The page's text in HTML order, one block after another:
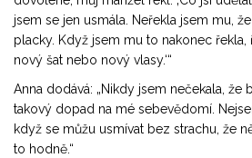
jsem se jen usmála. Neřekla jsem mu,
placky. Když jsem mu to nakonec řekla,
nový šat nebo nový vlasy.‘“
Anna dodává: „Nikdy jsem nečekala,
takový dopad na mé sebevědomí.
když se můžu usmívat bez strachu, že
to hodně.“